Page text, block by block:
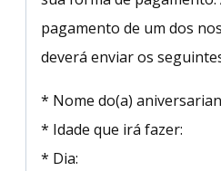
pagamento de um dos
deverá enviar os
* Nome do(a)
* Idade que irá fazer:
* Dia: